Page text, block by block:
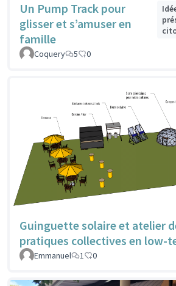
Un Pump Track pour
glisser et s’amuser en
famille
Coquery 5 0
Guinguette solaire et atelier
pratiques collectives en low-
Emmanuel
1 0